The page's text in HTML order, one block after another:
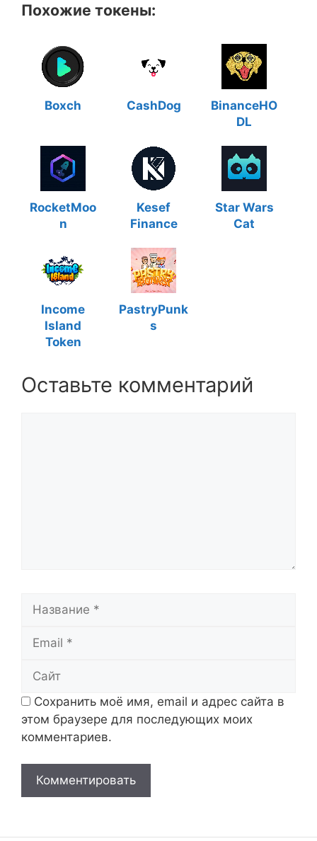
Похожие токены:
Boxch CashDog
BinanceHO
DL
RocketMoo
n
Kesef
Finance
Star Wars
Cat
Income
Island
Token
PastryPunk
s
Оставьте комментарий
Сохранить моё имя, email и адрес сайта в
этом браузере для последующих моих
комментариев.